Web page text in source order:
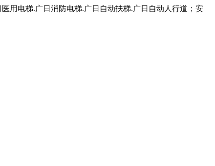
用电梯.广日消防电梯.广日自动扶梯.广日自动人行道；安